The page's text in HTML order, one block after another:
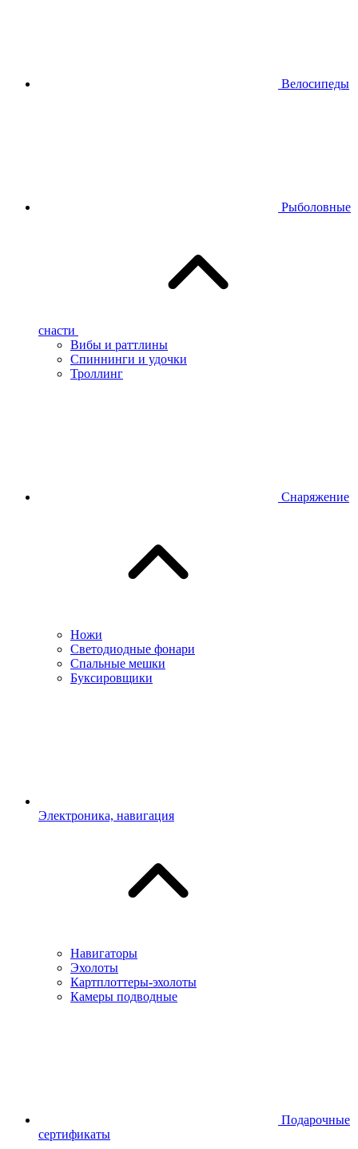
Велосипеды
Рыболовные
снасти
Вибы и раттлины
Спиннинги и удочки
Троллинг
Снаряжение
Ножи
Светодиодные фонари
Спальные мешки
Буксировщики
Электроника, навигация
Навигаторы
Эхолоты
Картплоттеры-эхолоты
Камеры подводные
Подарочные
сертификаты